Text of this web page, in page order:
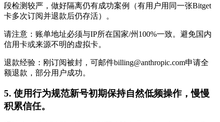
段检测较严，做好隔离仍有成功案例（有用户用同一张Bitget
卡多次订阅并退款后仍存活）。
请注意：账单地址必须与IP所在国家/州100%一致。避免国内
信用卡或来源不明的虚拟卡。
退款经验：刚订阅被封，可邮件billing@anthropic.com申请全
额退款，部分用户成功。
5. 使用行为规范新号初期保持自然低频操作，慢慢
积累信任。